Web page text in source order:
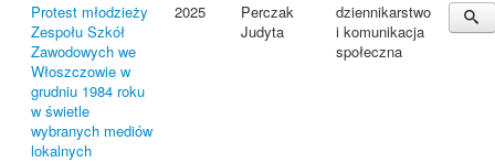
Protest młodzieży
Zespołu Szkół
Zawodowych we
Włoszczowie w
grudniu 1984 roku
w świetle
wybranych mediów
lokalnych
2025
Perczak
Judyta
dziennikarstwo
i komunikacja
społeczna